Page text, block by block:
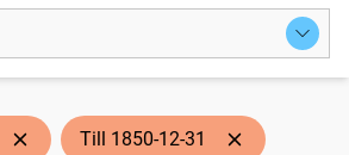
Till 1850-12-31